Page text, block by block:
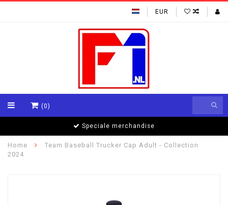
EUR
(0)
Speciale merchandise
Home
Team Baseball Trucker Cap Adult - Collection
2024